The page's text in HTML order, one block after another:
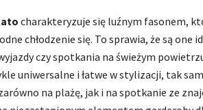
charakteryzuje się luźnym fasonem,
chłodzenie się. To sprawia, że są one
czy spotkania na świeżym
uniwersalne i łatwe w stylizacji, tak
na plażę, jak i na spotkanie ze